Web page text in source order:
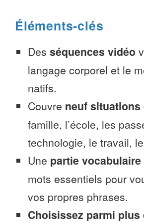
Éléments-clés
Des séquences vidéo
langage corporel et le
natifs.
Couvre neuf
famille, l’école, les
technologie, le travail,
Une partie
mots essentiels pour
vos propres phrases.
Choisissez parmi plus